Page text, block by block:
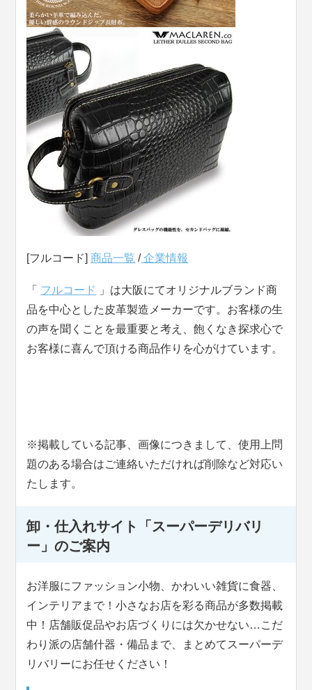
[フルコード]商品一覧 /企業情報
「 フルコード
」は大阪にてオリジナルブランド商
品を中心とした皮革製造メーカーです。お客様の生
の声を聞くことを最重要と考え、飽くなき探求心で
お客様に喜んで頂ける商品作りを心がけています。
※掲載している記事、画像につきまして、使用上問
題のある場合はご連絡いただければ削除など対応い
たします。
卸・仕入れサイト「スーパーデリバリ
ー」のご案内
お洋服にファッション小物、かわいい雑貨に食器、
インテリアまで！小さなお店を彩る商品が多数掲載
中！店舗販促品やお店づくりには欠かせない…こだ
わり派の店舗什器・備品まで、まとめてスーパーデ
リバリーにお任せください！